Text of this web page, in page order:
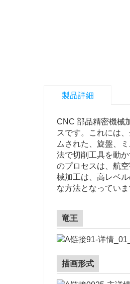
製品詳細
CNC 部品精密機械
スです。これには
ムされた、旋盤、
法で切削工具を動
のプロセスは、航
械加工は、高レベ
な方法となっていま
竜王
描画形式